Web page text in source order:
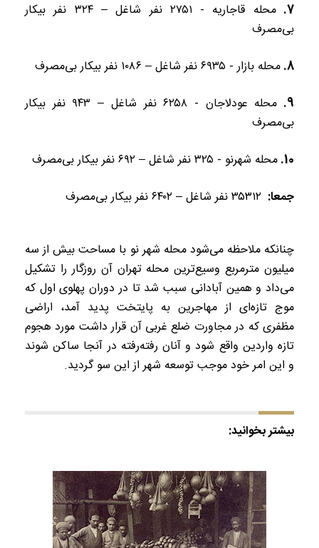
محله قاجاریه - ۲۷۵۱ نفر شاغل – ۳۲۴ نفر بیکار
بی‌مصرف
محله بازار - ۶۹۳۵ نفر شاغل – ۱۰۸۶ نفر بیکار بی‌مصرف
محله عودلاجان - ۶۲۵۸ نفر شاغل – ۹۴۳ نفر بیکار
بی‌مصرف
محله شهرنو - ۳۲۵ نفر شاغل – ۶۹۲ نفر بیکار بی‌مصرف
جمعا:
چنانکه ملاحظه می‌شود محله شهر نو با مساحت بیش از سه
میلیون مترمربع وسیع‌ترین محله تهران آن روزگار را تشکیل
می‌داد و همین آبادانی سبب شد تا در دوران پهلوی اول که
موج تازه‌ای از مهاجرین به پایتخت پدید آمد، اراضی
مظفری که در مجاورت ضلع غربی آن قرار داشت مورد هجوم
تازه واردین واقع شود و آنان رفته‌رفته در آنجا ساکن شوند
و این امر خود موجب توسعه شهر از این سو گردید.
بیشتر بخوانید: